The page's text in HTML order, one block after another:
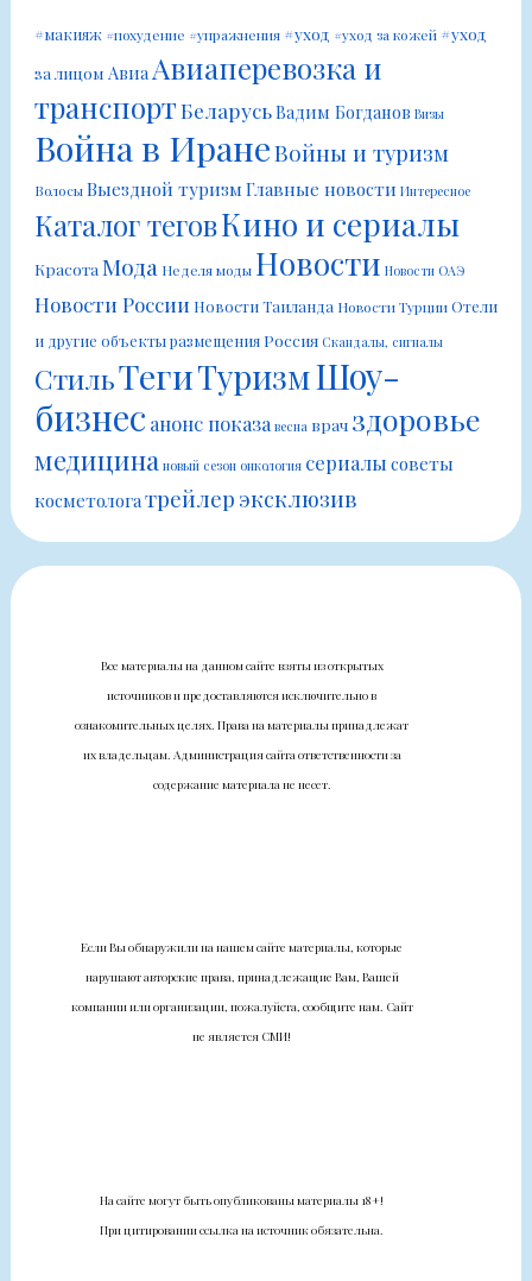
#макияж #похудение #упражнения #уход #уход за кожей #уход
за лицом Авиа Авиаперевозка и
транспортБеларусьВадим Богданов Визы
Война в ИранеВойны и туризм
ВолосыВыездной туризмГлавные новости Интересное
Каталог теговКино и сериалы
Красота Мода Неделя моды Новости Новости ОАЭ
Новости России Новости Таиланда Новости ТурцииОтели
и другие объекты размещенияРоссия Скандалы, сигналы
СтильТегиТуризмШоу-
бизнес анонс показа весна врач здоровье
медицина новый сезон онкология сериалы советы
косметологатрейлер эксклюзив
Все материалы на данном сайте взяты из открытых
источников и предоставляются исключительно в
ознакомительных целях. Права на материалы принадлежат
их владельцам. Администрация сайта ответственности за
содержание материала не несет.
Если Вы обнаружили на нашем сайте материалы, которые
нарушают авторские права, принадлежащие Вам, Вашей
компании или организации, пожалуйста, сообщите нам. Сайт
не является СМИ!
На сайте могут быть опубликованы материалы 18+!
При цитировании ссылка на источник обязательна.